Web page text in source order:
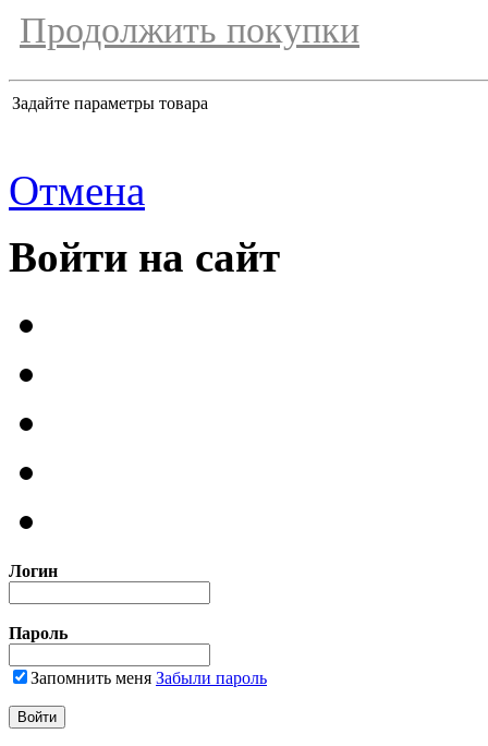
Продолжить покупки
Задайте параметры товара
Отмена
Войти на сайт
Логин
Пароль
Запомнить меня Забыли пароль